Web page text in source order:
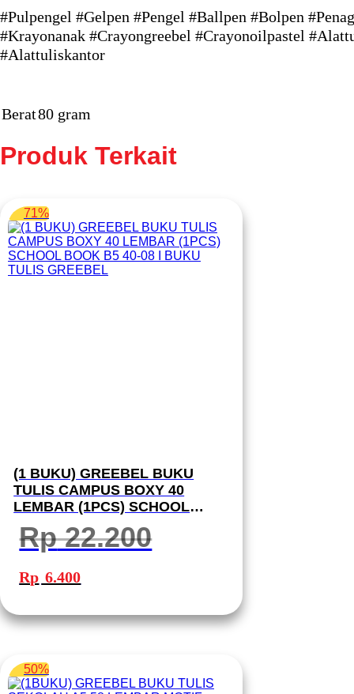
#Pulpengel #Gelpen #Pengel #Ballpen #Bolpen
#Krayonanak #Crayongreebel #Crayonoilpastel
#Alattuliskantor
Berat80 gram
Produk Terkait
71%
(1 BUKU) GREEBEL BUKU
TULIS CAMPUS BOXY 40
LEMBAR (1PCS) SCHOOL
BOOK B5 40-08 I BUKU TULIS
GREEBEL
Rp22.200
Harga
aslinya
adalah:
Rp 6.400ini
50%